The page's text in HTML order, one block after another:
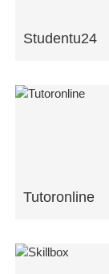
Studentu24
Tutoronline